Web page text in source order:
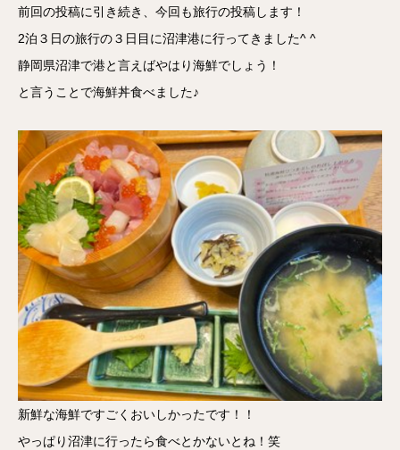
前回の投稿に引き続き、今回も旅行の投稿します！
2泊３日の旅行の３日目に沼津港に行ってきました^ ^
静岡県沼津で港と言えばやはり海鮮でしょう！
と言うことで海鮮丼食べました♪
新鮮な海鮮ですごくおいしかったです！！
やっぱり沼津に行ったら食べとかないとね！笑